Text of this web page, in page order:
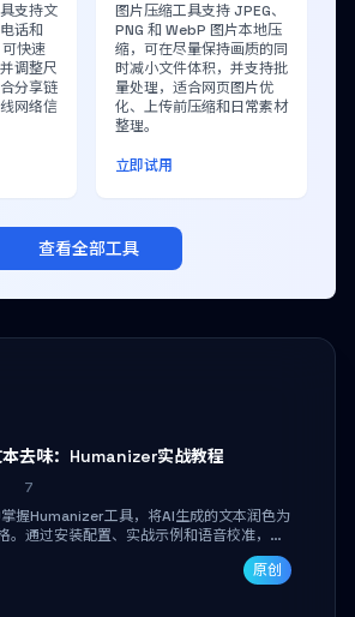
去味：Humanizer实战教程
7
握Humanizer工具，将AI生成的文本润色为
。通过安装配置、实战示例和语音校准，让
，匹配个人写作习惯，适合内容创作者和技
原创
支持文
话和
快速
调整尺
分享链
网络信
图片压缩工具支持 JPEG、
PNG 和 WebP 图片本地压
缩，可在尽量保持画质的同
时减小文件体积，并支持批
量处理，适合网页图片优
化、上传前压缩和日常素材
整理。
立即试用
查看全部工具